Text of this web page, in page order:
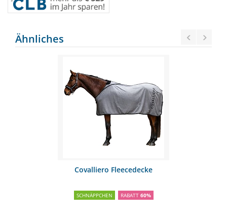
Ähnliches
Covalliero Fleecedecke
SCHNÄPPCHEN RABATT 60%